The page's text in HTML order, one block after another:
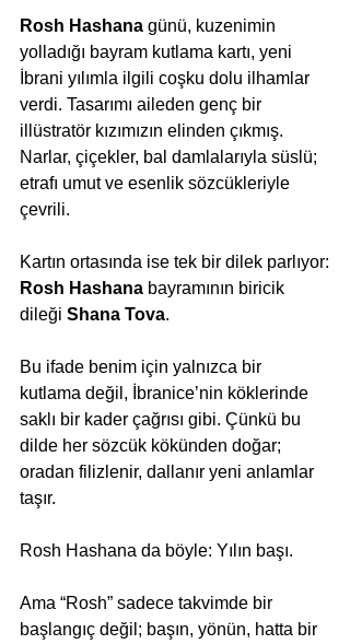
Rosh Hashana günü, kuzenimin
yolladığı bayram kutlama kartı, yeni
İbrani yılımla ilgili coşku dolu ilhamlar
verdi. Tasarımı aileden genç bir
illüstratör kızımızın elinden çıkmış.
Narlar, çiçekler, bal damlalarıyla süslü;
etrafı umut ve esenlik sözcükleriyle
çevrili.
Kartın ortasında ise tek bir dilek parlıyor:
Rosh Hashana bayramının biricik
dileği Shana Tova.
Bu ifade benim için yalnızca bir
kutlama değil, İbranice’nin köklerinde
saklı bir kader çağrısı gibi. Çünkü bu
dilde her sözcük kökünden doğar;
oradan filizlenir, dallanır yeni anlamlar
taşır.
Rosh Hashana da böyle: Yılın başı.
Ama “Rosh” sadece takvimde bir
başlangıç değil; başın, yönün, hatta bir